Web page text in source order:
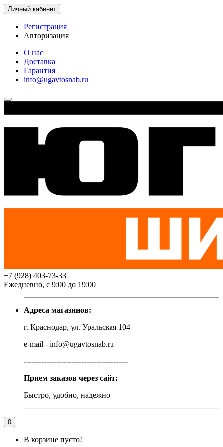
Личный кабинет
Регистрация
Авторизация
О нас
Доставка
Гарантия
info@ugavtosnab.ru
+7 (928) 403-73-33
Ежедневно, с 9:00 до 19:00
Адреса магазинов:
г. Краснодар, ул. Уральская 104
e-mail - info@ugavtosnab.ru
------------------------------------------
Прием заказов через сайт:
Быстро, удобно, надежно
0
В корзине пусто!